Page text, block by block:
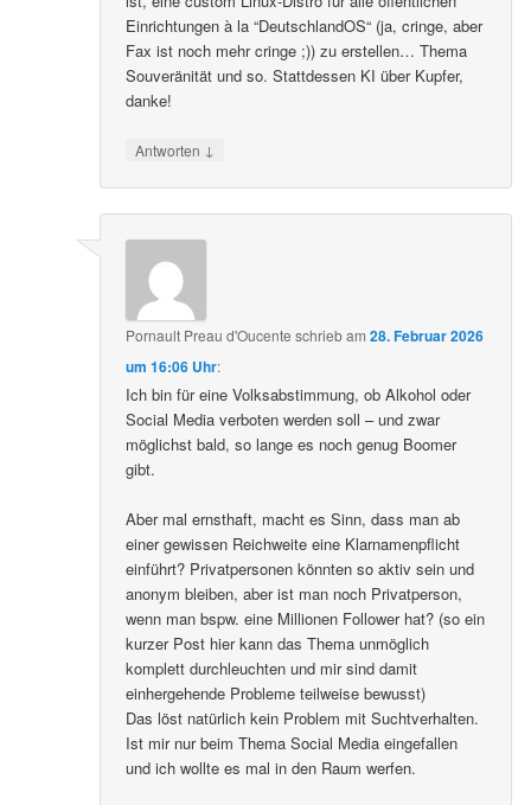
Einrichtungen à la “DeutschlandOS“ (ja, cringe, aber
Fax ist noch mehr cringe ;)) zu erstellen… Thema
Souveränität und so. Stattdessen KI über Kupfer,
danke!
Antworten ↓
Pornault Preau d'Oucente schriebam28. Februar 2026
um 16:06 Uhr:
Ich bin für eine Volksabstimmung, ob Alkohol oder
Social Media verboten werden soll – und zwar
möglichst bald, so lange es noch genug Boomer
gibt.
Aber mal ernsthaft, macht es Sinn, dass man ab
einer gewissen Reichweite eine Klarnamenpflicht
einführt? Privatpersonen könnten so aktiv sein und
anonym bleiben, aber ist man noch Privatperson,
wenn man bspw. eine Millionen Follower hat? (so ein
kurzer Post hier kann das Thema unmöglich
komplett durchleuchten und mir sind damit
einhergehende Probleme teilweise bewusst)
Das löst natürlich kein Problem mit Suchtverhalten.
Ist mir nur beim Thema Social Media eingefallen
und ich wollte es mal in den Raum werfen.